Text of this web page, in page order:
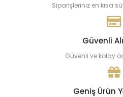
Siparişleriniz en kısa
Güvenli
Güvenli ve kolay
Geniş Ürün